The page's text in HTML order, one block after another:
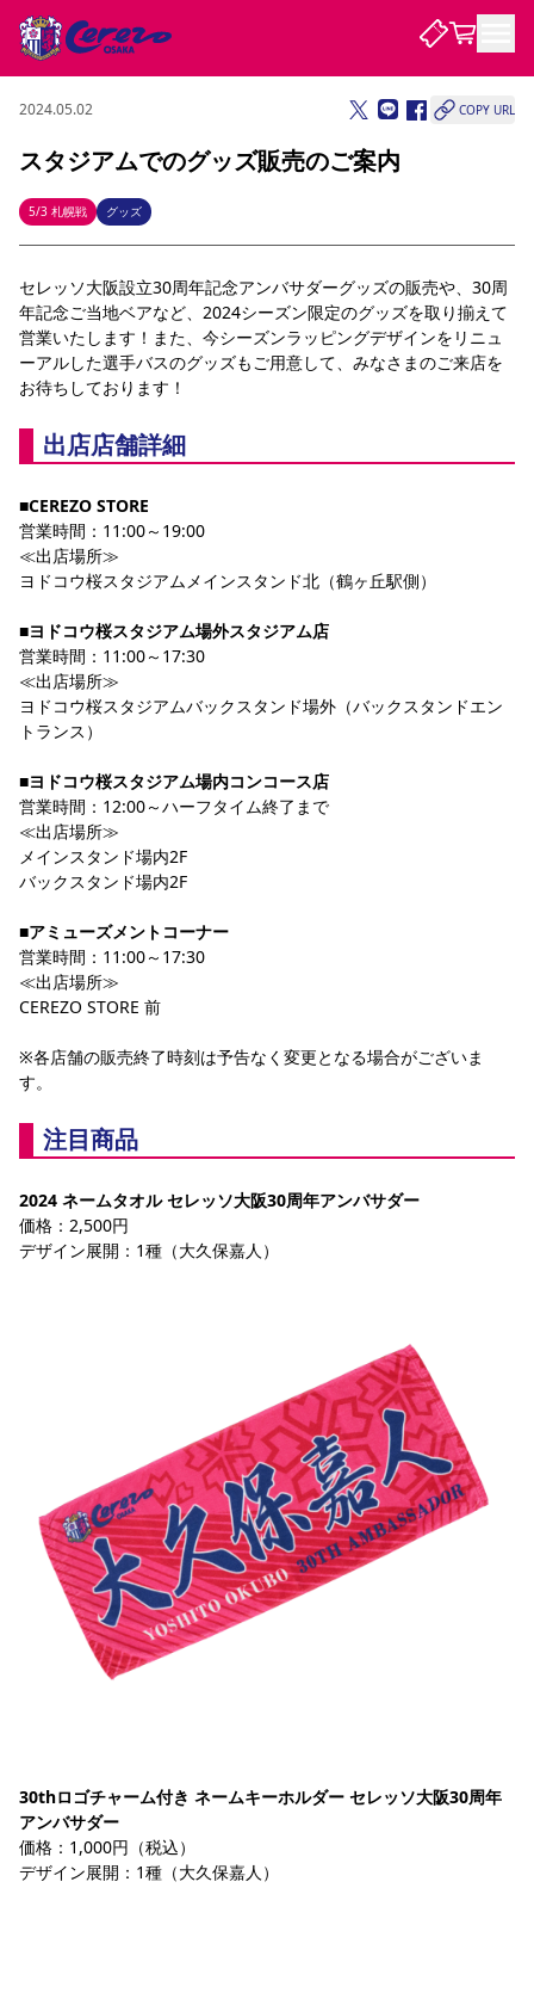
試合・チーム
試合について
試合日程 / 結果 順位表
チームについて
選手・スタッフ スケジュール メディア情報 アクセス レディース
アカデミー
ハナサカプレーヤー 歴代所属選手
観戦する
チケット
チケット情報 販売スケジュール 価格・席種 購入方法
シーズンシート
法人シーズンシート 福祉サービス 団体チケット
特定興行入場券 譲渡サービス リセールサービス
初めて観戦ガイド キッズ向けサービス
観戦マナー&ルール ビジターサポーター観戦ガイド 公式アプリ
スタジアム
YANMAR HANASAKA STADIUM
DAZNで観戦
DAZNで観戦
アウェイツアー
アウェイツアー
よくある質問
クラブを知る
セレッソ大阪について
サポートする
セレッソアイデアちょうだいな
Lise（ライセンスビジネス）
サステナビリティ
活動レポート SPORT POSITIVE LEAGUES 取り組み実績
スポーツクラブ
スポーツクラブ
長居公園 セレッソフットサルパーク セレッソフットサルパーク長居
セレッソスポーツパーク舞洲
セレッソ大阪アカデミー
大人のサッカースクール
ファンクラブ
ファンクラブ
まいセレチケット
ニュース
ニュース
すべて チーム
ホームタウン
パートナー スポーツクラブ メディア 30周年
レディース
2024.05.02 COPY URL
スタジアムでのグッズ販売のご案内
5/3 札幌戦 グッズ
セレッソ大阪設立30周年記念アンバサダーグッズの販売や、30周
年記念ご当地ベアなど、2024シーズン限定のグッズを取り揃えて
営業いたします！また、今シーズンラッピングデザインをリニュ
ーアルした選手バスのグッズもご用意して、みなさまのご来店を
お待ちしております！
出店店舗詳細
■CEREZO STORE
営業時間：11:00～19:00
≪出店場所≫
ヨドコウ桜スタジアムメインスタンド北（鶴ヶ丘駅側）
■ヨドコウ桜スタジアム場外スタジアム店
営業時間：11:00～17:30
≪出店場所≫
ヨドコウ桜スタジアムバックスタンド場外（バックスタンドエン
トランス）
■ヨドコウ桜スタジアム場内コンコース店
営業時間：12:00～ハーフタイム終了まで
≪出店場所≫
メインスタンド場内2F
バックスタンド場内2F
■アミューズメントコーナー
営業時間：11:00～17:30
≪出店場所≫
CEREZO STORE 前
※各店舗の販売終了時刻は予告なく変更となる場合がございま
す。
注目商品
2024 ネームタオル セレッソ大阪30周年アンバサダー
価格：2,500円
デザイン展開：1種（大久保嘉人）
30thロゴチャーム付き ネームキーホルダー セレッソ大阪30周年
アンバサダー
価格：1,000円（税込）
デザイン展開：1種（大久保嘉人）